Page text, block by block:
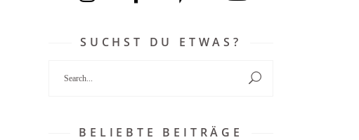
SUCHST DU ETWAS?
BELIEBTE BEITRÄGE